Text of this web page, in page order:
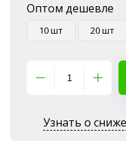
Оптом дешевле
10 шт 20 шт
Узнать о